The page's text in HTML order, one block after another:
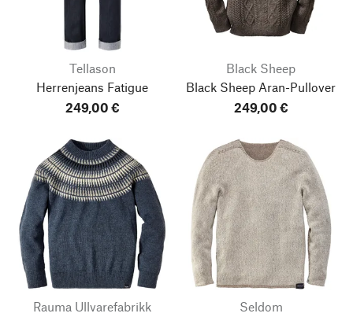
Tellason
Herrenjeans Fatigue
249,00 €
Black Sheep
Black Sheep Aran-Pullover
249,00 €
Rauma Ullvarefabrikk
Seldom